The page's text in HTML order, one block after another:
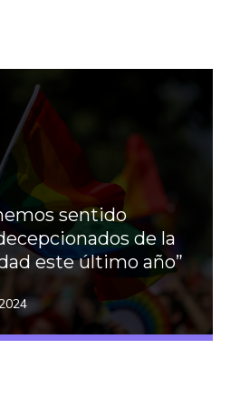
sentido
de la
este último año”